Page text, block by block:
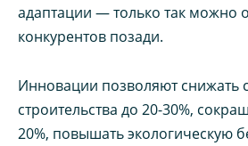
адаптации — только так можно
конкурентов позади.
Инновации позволяют снижать
строительства до 20-30%,
20%, повышать экологическую